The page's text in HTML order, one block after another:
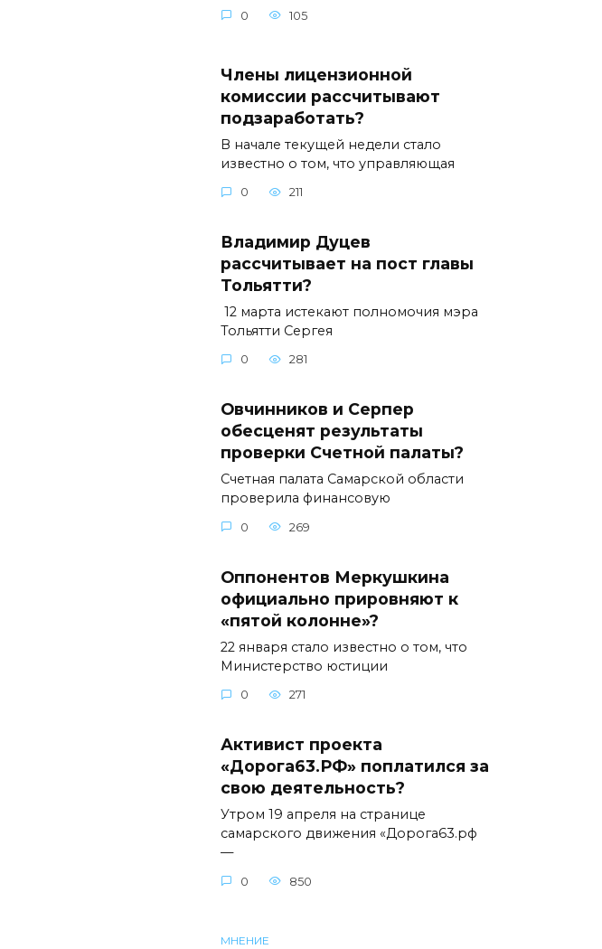
0 105
Члены лицензионной
комиссии рассчитывают
подзаработать?
В начале текущей недели стало
известно о том, что управляющая
0 211
Владимир Дуцев
рассчитывает на пост главы
Тольятти?
12 марта истекают полномочия мэра
Тольятти Сергея
0 281
Овчинников и Серпер
обесценят результаты
проверки Счетной палаты?
Счетная палата Самарской области
проверила финансовую
0 269
Оппонентов Меркушкина
официально прировняют к
«пятой колонне»?
22 января стало известно о том, что
Министерство юстиции
0 271
Активист проекта
«Дорога63.РФ» поплатился за
свою деятельность?
Утром 19 апреля на странице
самарского движения «Дорога63.рф
—
0 850
МНЕНИЕ